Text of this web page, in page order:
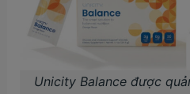
Unicity Balance được